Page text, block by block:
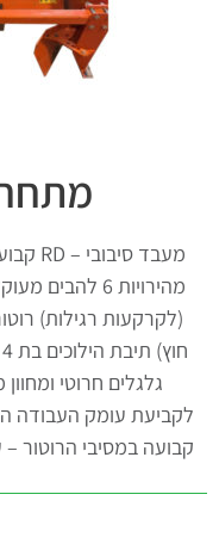
מהירויות 6
(לקרקעות רגילות)
גלגלים חרוטי
לקביעת עומק העבודה
קבועה במסיבי הרוטור